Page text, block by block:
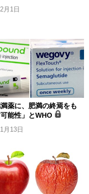
月1日
満薬に、肥満の終焉をも
能性」とWHO
月13日